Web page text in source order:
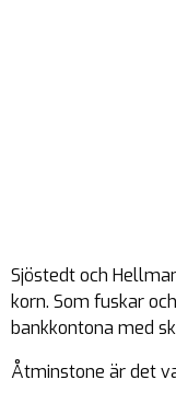
Sjöstedt och
korn. Som fuskar
bankkontona med
Åtminstone är det